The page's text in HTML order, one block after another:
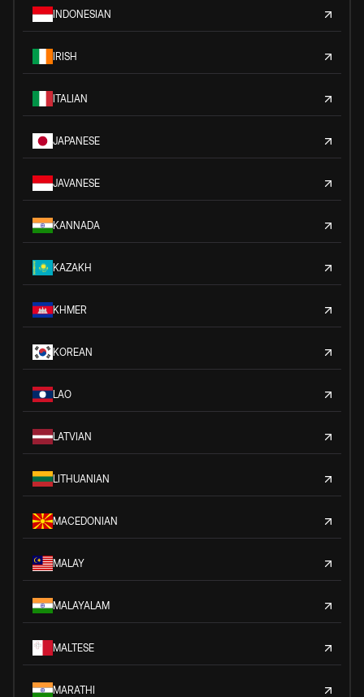
INDONESIAN
IRISH
ITALIAN
JAPANESE
JAVANESE
KANNADA
KAZAKH
KHMER
KOREAN
LAO
LATVIAN
LITHUANIAN
MACEDONIAN
MALAY
MALAYALAM
MALTESE
MARATHI